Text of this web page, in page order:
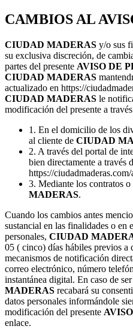
CAMBIOS AL
CIUDAD MADERAS y/o sus
su exclusiva discreción, de
partes del presente AVISO DE
CIUDAD MADERAS
actualizado en https://
CIUDAD MADERAS le
modificación del presente a
1. En el domicilio de los
al cliente de CIUDAD
2. A través del portal de
bien directamente a través
https://
3. Mediante los contratos
MADERAS.
Cuando los cambios antes
sustancial en las finalidades o en
personales, CIUDAD
05 ( cinco) días hábiles previos a
mecanismos de notificación
correo electrónico, número
instantánea digital. En caso de
MADERAS recabará su
datos personales informándole
modificación del presente
enlace.